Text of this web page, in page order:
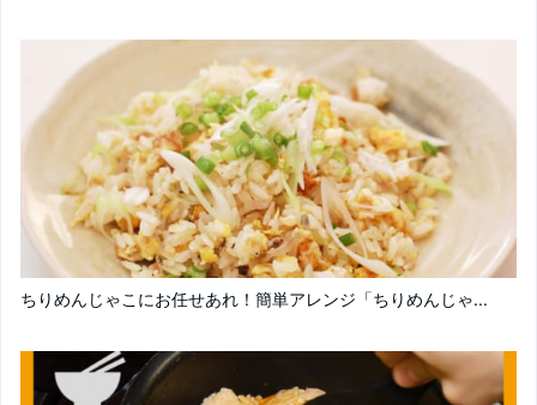
ちりめんじゃこにお任せあれ！簡単アレンジ「ちりめんじゃ...